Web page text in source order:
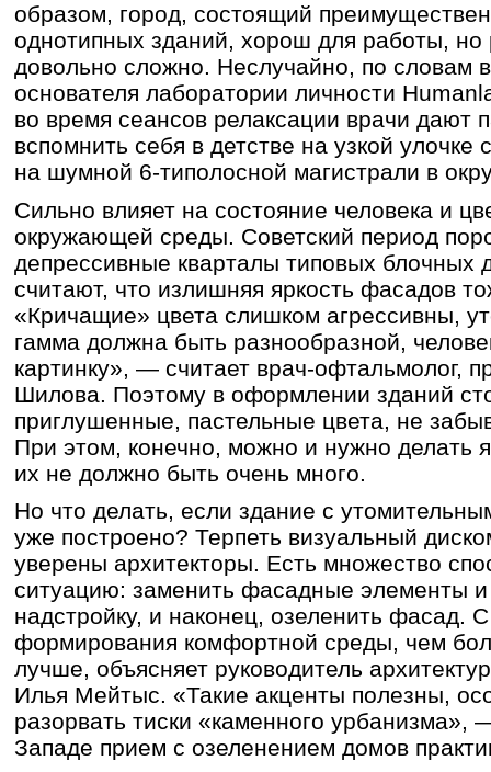
образом, город, состоящий
однотипных зданий, хорош для работы, но
довольно сложно. Неслучайно, по словам
основателя лаборатории личности
во время сеансов релаксации врачи дают
вспомнить себя в детстве на узкой улочке
на шумной 6-типолосной магистрали в
Сильно влияет на состояние человека и
окружающей среды. Советский период
депрессивные кварталы типовых блочных
считают, что излишняя яркость фасадов
«Кричащие» цвета слишком агрессивны,
гамма должна быть разнообразной,
картинку», — считает врач-офтальмолог,
Шилова. Поэтому в оформлении зданий
приглушенные, пастельные цвета, не
При этом, конечно, можно и нужно делать
их не должно быть очень много.
Но что делать, если здание с
уже построено? Терпеть визуальный
уверены архитекторы. Есть множество
ситуацию: заменить фасадные элементы и
надстройку, и наконец, озеленить фасад.
формирования комфортной среды, чем
лучше, объясняет руководитель
Илья Мейтыс. «Такие акценты полезны,
разорвать тиски «каменного
Западе прием с озеленением домов